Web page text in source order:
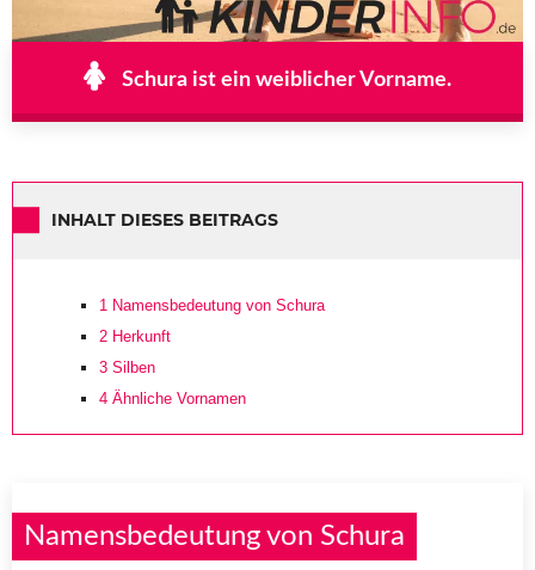
Schura ist ein weiblicher Vorname.
INHALT DIESES BEITRAGS
1 Namensbedeutung von Schura
2 Herkunft
3 Silben
4 Ähnliche Vornamen
Namensbedeutung von Schura